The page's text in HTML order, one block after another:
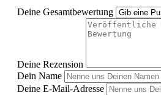
Deine Gesamtbewertung
Deine Rezension
Dein Name
Deine E-Mail-Adresse